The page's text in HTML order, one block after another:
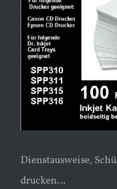
Bild
Dienstausweise,
drucken…